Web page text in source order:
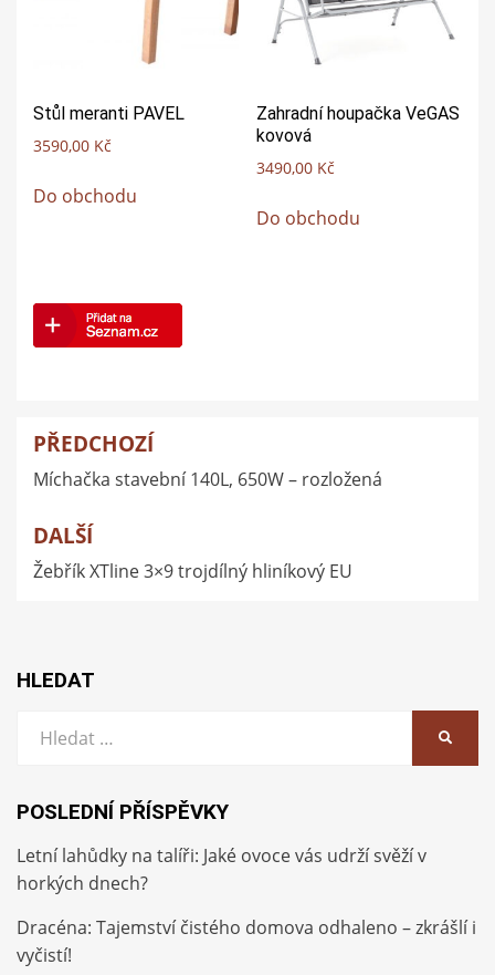
Stůl meranti PAVEL
3590,00 Kč
Do obchodu
Zahradní houpačka VeGAS
kovová
3490,00 Kč
Do obchodu
Navigace
pro
příspěvek
PŘEDCHOZÍ
Míchačka stavební 140L, 650W – rozložená
DALŠÍ
Žebřík XTline 3×9 trojdílný hliníkový EU
HLEDAT
POSLEDNÍ PŘÍSPĚVKY
Letní lahůdky na talíři: Jaké ovoce vás udrží svěží v
horkých dnech?
Dracéna: Tajemství čistého domova odhaleno – zkrášlí i
vyčistí!